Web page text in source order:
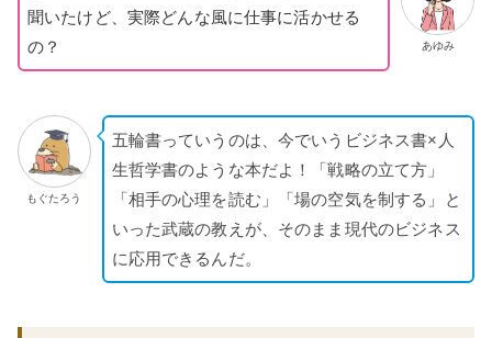
あゆみ
聞いたけど、実際どんな風に仕事に活かせる
の？
もぐたろう
五輪書っていうのは、今でいうビジネス書×人
生哲学書のような本だよ！「戦略の立て方」
「相手の心理を読む」「場の空気を制する」と
いった武蔵の教えが、そのまま現代のビジネス
に応用できるんだ。